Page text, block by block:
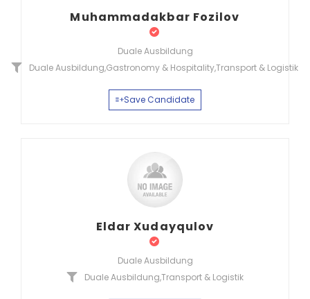
Muhammadakbar Fozilov
Duale Ausbildung
Duale Ausbildung,Gastronomy & Hospitality,Transport & Logistik
Save Candidate
Eldar Xudayqulov
Duale Ausbildung
Duale Ausbildung,Transport & Logistik